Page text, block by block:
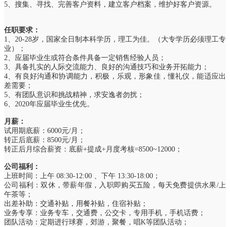
5、搜集、寻找、完善客户资料，建立客户档案，维护好客户资源。
任职要求：
1、20-28岁，国家全日制本科学历，理工为佳。（大专学历必须理工专
业）；
2、应届毕业生或符合条件具备一定销售经验人员；
3、具备扎实的人际交流能力、良好的沟通技巧和业务开拓能力；
4、有良好沟通和协调能力，积极，乐观，形象佳，懂礼仪，能适应出
差需要；
5、有团队意识和挑战精神，求安逸者勿扰；
6、2020年应届毕业生优先。
月薪：
试用期底薪：6000元/月；
转正后底薪：8500元/月；
转正后月综合薪资：底薪+提成+月度考核=8500~12000；
公司福利：
上班时间：上午 08:30-12:00 、下午 13:30-18:00；
公司福利：双休，带薪年假，入职即购买五险，每天免费提供水果/上
午茶等；
出差补助：交通补贴，用餐补贴，住宿补贴；
业务专享：业务专车，交通费，公交卡，专用手机，手机话费；
团队活动：定期进行球赛，郊游，聚餐，唱K等团队活动；